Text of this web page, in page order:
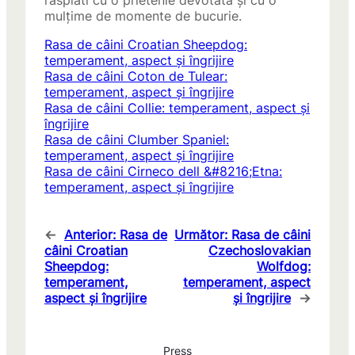
mulțime de momente de bucurie.
Rasa de câini Croatian Sheepdog:
temperament, aspect și îngrijire
Rasa de câini Coton de Tulear:
temperament, aspect și îngrijire
Rasa de câini Collie: temperament, aspect și
îngrijire
Rasa de câini Clumber Spaniel:
temperament, aspect și îngrijire
Rasa de câini Cirneco dell &#8216;Etna:
temperament, aspect și îngrijire
← Anterior: Rasa de
câini Croatian
Sheepdog:
temperament,
aspect și îngrijire
Următor: Rasa de câini
Czechoslovakian
Wolfdog:
temperament, aspect
și îngrijire →
Press